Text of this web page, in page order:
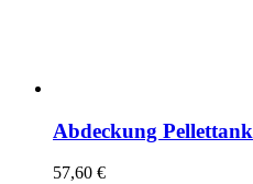
Abdeckung Pellettank
57,60 €